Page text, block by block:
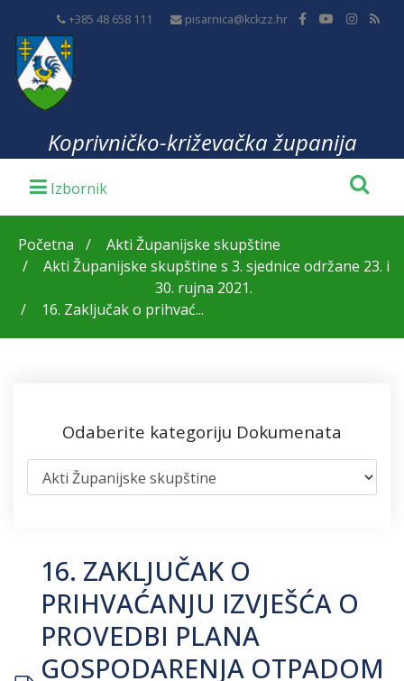
+385 48 658 111 pisarnica@kckzz.hr
Koprivničko-križevačka županija
Početna
Akti Županijske skupštine
Akti Županijske skupštine s 3. sjednice održane 23. i
30. rujna 2021.
16. Zaključak o prihvać...
Odaberite kategoriju Dokumenata
16. ZAKLJUČAK O
PRIHVAĆANJU IZVJEŠĆA O
PROVEDBI PLANA
GOSPODARENJA OTPADOM